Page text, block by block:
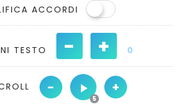
ACCORDI
TESTO - + 0
- +